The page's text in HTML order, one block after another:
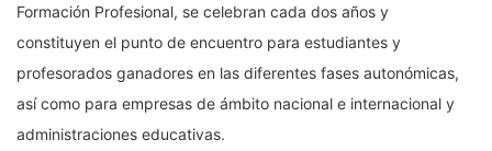
Formación Profesional, se celebran cada dos años y
constituyen el punto de encuentro para estudiantes y
profesorados ganadores en las diferentes fases autonómicas,
así como para empresas de ámbito nacional e internacional y
administraciones educativas.